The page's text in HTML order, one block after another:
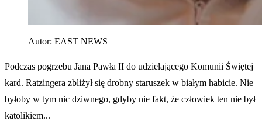
Autor: EAST NEWS
Podczas pogrzebu Jana Pawła II do udzielającego Komunii Świętej
kard. Ratzingera zbliżył się drobny staruszek w białym habicie. Nie
byłoby w tym nic dziwnego, gdyby nie fakt, że człowiek ten nie był
katolikiem...